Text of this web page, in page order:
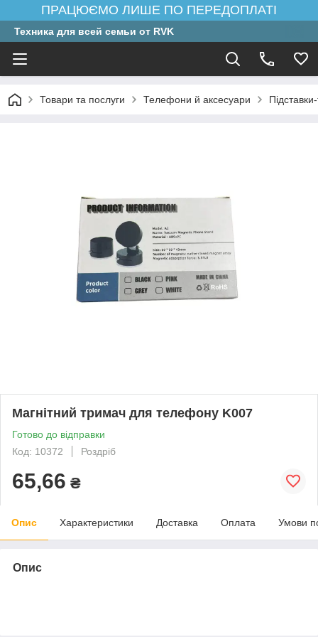
ПРАЦЮЄМО ЛИШЕ ПО ПЕРЕДОПЛАТІ
Техника для всей семьи от RVK
Товари та послуги Телефони й аксесуари
Магнітний тримач для телефону K007
Готово до відправки
Код: 10372
Роздріб
65,66 ₴
Опис Характеристики Доставка Оплата Умови
Опис